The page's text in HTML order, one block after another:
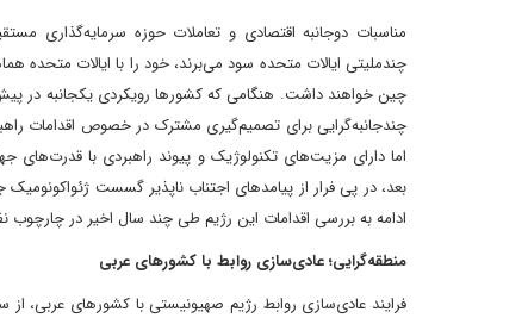
مناسبات دوجانبه اقتصادی و تعاملات حوزه سرمایه‌گذاری
چندملیتی ایالات متحده سود می‌برند، خود را با ایالات متحده
چین خواهند داشت. هنگامی که کشورها رویکردی یکجانبه در
چندجانبه‌گرایی برای تصمیم‌گیری مشترک در خصوص اقدامات
اما دارای مزیت‌های تکنولوژیک و پیوند راهبردی با قدرت‌های
بعد، در پی فرار از پیامدهای اجتناب ناپذیر گسست
ادامه به بررسی اقدامات این رژیم طی چند سال اخیر در چارچوب
منطقه‌گرایی؛ عادی‌سازی روابط با کشورهای عربی